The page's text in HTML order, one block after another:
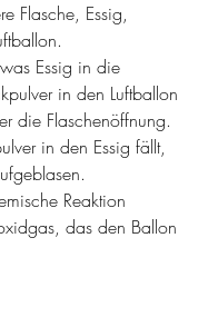
Flasche, Essig,
Essig in die
in den Luftballon
die Flaschenöffnung.
in den Essig fällt,
Reaktion
das den Ballon